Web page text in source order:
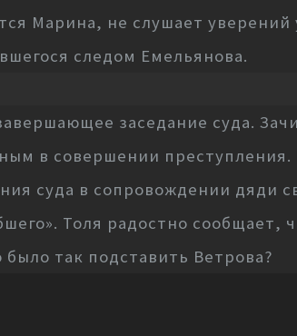
Марина, не слушает
следом Емельянова.
заседание суда.
в совершении
суда в сопровождении дяди
Толя радостно сообщает,
так подставить Ветрова?